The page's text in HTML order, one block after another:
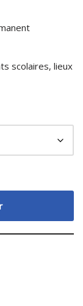
scolaires, lieux